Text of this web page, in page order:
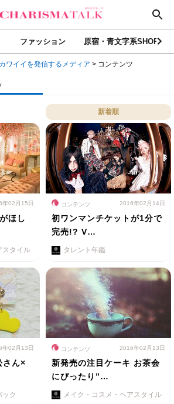
ファッション 原宿・青文字系SHOP
ワイイを発信するメディア > コンテンツ
新着順
年02月15日
ほし
スタイル
コンテンツ 2016年02月14日
初ワンマンチケットが1分で
完売!? V…
タレント年鑑
年02月13日
さん×
ク
コンテンツ 2016年02月13日
新発売の注目ケーキ お茶会
にぴったり”…
メイク・コスメ・ヘアスタイル